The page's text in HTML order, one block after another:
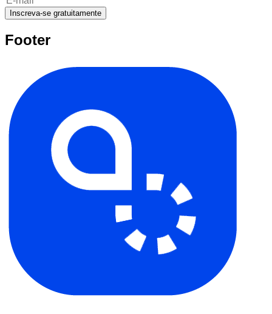
Inscreva-se gratuitamente
Footer